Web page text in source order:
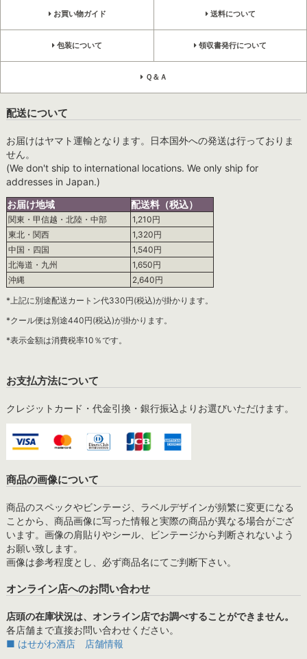
お買い物ガイド 送料について
包装について 領収書発行について
Ｑ＆Ａ
配送について
お届けはヤマト運輸となります。日本国外への発送は行っておりま
せん。
(We don't ship to international locations. We only ship for
addresses in Japan.)
お届け地域
配送料（税込）
関東・甲信越・北陸・中部
1,210円
東北・関西
1,320円
中国・四国
1,540円
北海道・九州
1,650円
沖縄
2,640円
*上記に別途配送カートン代330円(税込)が掛かります。
*クール便は別途440円(税込)が掛かります。
*表示金額は消費税率10％です。
お支払方法について
クレジットカード・代金引換・銀行振込よりお選びいただけます。
商品の画像について
商品のスペックやビンテージ、ラベルデザインが頻繁に変更になる
ことから、商品画像に写った情報と実際の商品が異なる場合がござ
います。画像の肩貼りやシール、ビンテージから判断されないよう
お願い致します。
画像は参考程度とし、必ず商品名にてご判断下さい。
オンライン店へのお問い合わせ
店頭の在庫状況は、オンライン店でお調べすることができません。
各店舗まで直接お問い合わせください。
■ はせがわ酒店 店舗情報